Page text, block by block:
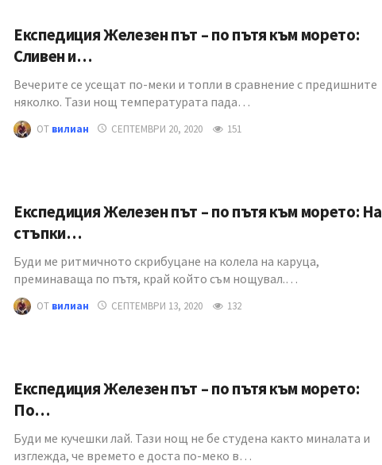
Експедиция Железен път – по пътя към морето:
Сливен и…
Вечерите се усещат по-меки и топли в сравнение с предишните
няколко. Тази нощ температурата пада…
ОТ вилиан СЕПТЕМВРИ 20, 2020 151
Експедиция Железен път – по пътя към морето: На
стъпки…
Буди ме ритмичното скрибуцане на колела на каруца,
преминаваща по пътя, край който съм нощувал.…
ОТ вилиан СЕПТЕМВРИ 13, 2020 132
Експедиция Железен път – по пътя към морето:
По…
Буди ме кучешки лай. Тази нощ не бе студена както миналата и
изглежда, че времето е доста по-меко в…